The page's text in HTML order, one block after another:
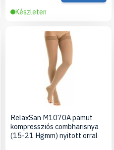
Készleten
RelaxSan M1070A pamut
kompressziós combharisnya
(15-21 Hgmm) nyitott orral